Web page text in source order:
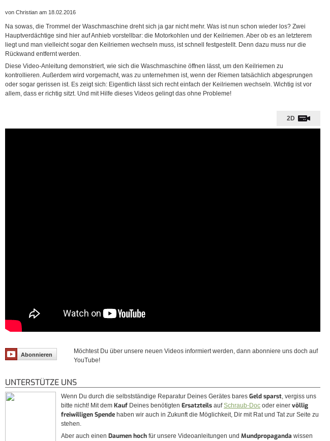
von Christian am 18.02.2016
Na sowas, die Trommel der Waschmaschine dreht sich ja gar nicht mehr. Was ist nun schon wieder los? Zwei
Hauptverdächtige sind hier auf Anhieb vorstellbar: die Motorkohlen und der Keilriemen. Aber ob es an letzterem
liegt und man vielleicht sogar den Keilriemen wechseln muss, ist schnell festgestellt. Denn dazu muss nur die
Rückwand entfernt werden.
Diese Video-Anleitung demonstriert, wie sich die Waschmaschine öffnen lässt, um den Keilriemen zu
kontrollieren. Außerdem wird vorgemacht, was zu unternehmen ist, wenn der Riemen tatsächlich abgesprungen
oder sogar gerissen ist. Es zeigt sich: Eigentlich lässt sich recht einfach der Keilriemen wechseln. Wichtig ist vor
allem, dass er richtig sitzt. Und mit Hilfe dieses Videos gelingt das ohne Probleme!
2D
Abonnieren
Möchtest Du über unsere neuen Videos informiert werden, dann abonniere uns doch auf
YouTube!
UNTERSTÜTZE UNS
Wenn Du durch die selbstständige Reparatur Deines Gerätes bares Geld sparst, vergiss uns
bitte nicht! Mit dem Kauf Deines benötigten Ersatzteils aufSchraub-Doc oder einer völlig
freiwilligen Spende haben wir auch in Zukunft die Möglichkeit, Dir mit Rat und Tat zur Seite zu
stehen.
Aber auch einen Daumen hoch für unsere Videoanleitungen und Mundpropaganda wissen